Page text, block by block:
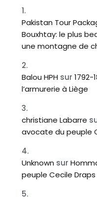
Pakistan Tour
Bouxhtay: le plus
une montagne de
Balou HPH sur 1792-
l’armurerie à Liège
christiane Labarre
avocate du peuple
Unknown sur
peuple Cecile Draps